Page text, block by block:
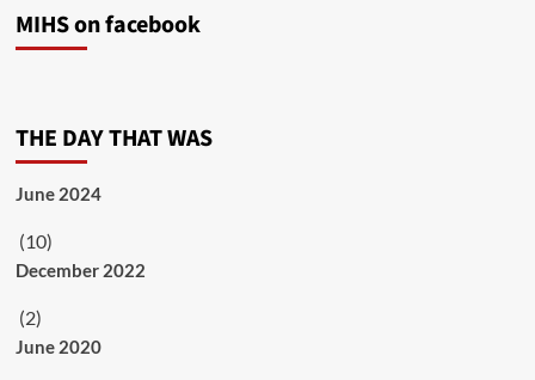
MIHS on facebook
THE DAY THAT WAS
June 2024
(10)
December 2022
(2)
June 2020